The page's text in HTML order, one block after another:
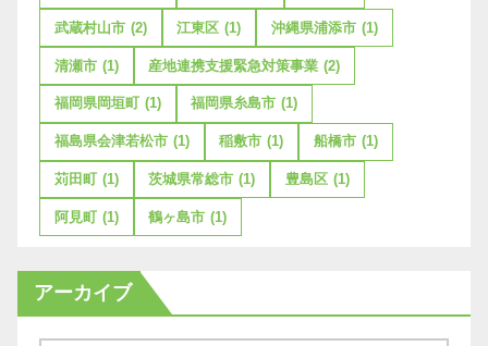
武蔵村山市 (2) 江東区 (1) 沖縄県浦添市 (1)
清瀬市 (1) 産地連携支援緊急対策事業 (2)
福岡県岡垣町 (1) 福岡県糸島市 (1)
福島県会津若松市 (1) 稲敷市 (1) 船橋市 (1)
苅田町 (1) 茨城県常総市 (1) 豊島区 (1)
阿見町 (1) 鶴ヶ島市 (1)
アーカイブ